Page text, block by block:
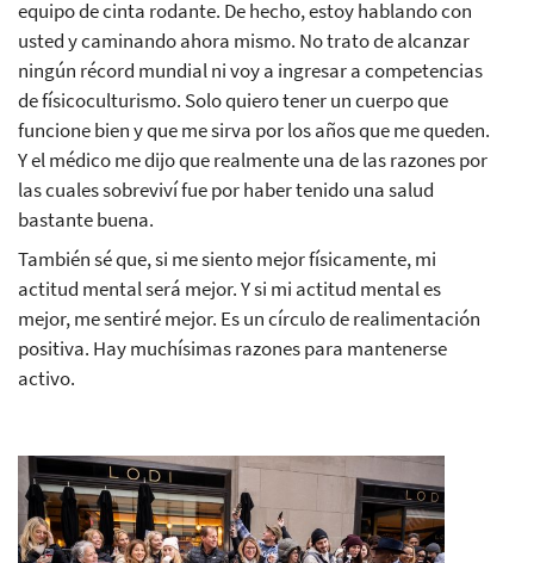
equipo de cinta rodante. De hecho, estoy hablando con
usted y caminando ahora mismo. No trato de alcanzar
ningún récord mundial ni voy a ingresar a competencias
de físicoculturismo. Solo quiero tener un cuerpo que
funcione bien y que me sirva por los años que me queden.
Y el médico me dijo que realmente una de las razones por
las cuales sobreviví fue por haber tenido una salud
bastante buena.
También sé que, si me siento mejor físicamente, mi
actitud mental será mejor. Y si mi actitud mental es
mejor, me sentiré mejor. Es un círculo de realimentación
positiva. Hay muchísimas razones para mantenerse
activo.